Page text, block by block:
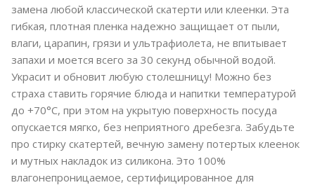
замена любой классической скатерти или клеенки. Эта
гибкая, плотная пленка надежно защищает от пыли,
влаги, царапин, грязи и ультрафиолета, не впитывает
запахи и моется всего за 30 секунд обычной водой.
Украсит и обновит любую столешницу! Можно без
страха ставить горячие блюда и напитки температурой
до +70°C, при этом на укрытую поверхность посуда
опускается мягко, без неприятного дребезга. Забудьте
про стирку скатертей, вечную замену потертых клеенок
и мутных накладок из силикона. Это 100%
влагонепроницаемое, сертифицированное для